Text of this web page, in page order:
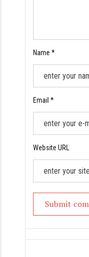
Name *
Email *
Website URL